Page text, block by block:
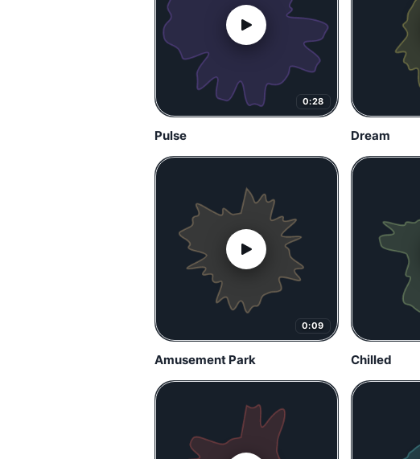
0:28
Pulse Dream
0:09
Amusement Park Chilled